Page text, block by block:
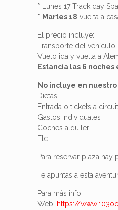
* Lunes 17 Track day
* Martes 18 vuelta a
El precio incluye:
Transporte del vehículo
Vuelo ida y vuelta a
Estancia las 6
No incluye en
Dietas
Entrada o tickets a
Gastos individuales
Coches alquiler
Etc…
Para reservar plaza
Te apuntas a esta
Para más info:
Web: https://